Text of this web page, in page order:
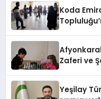
Koda
Zaferi ve
Yeşilay